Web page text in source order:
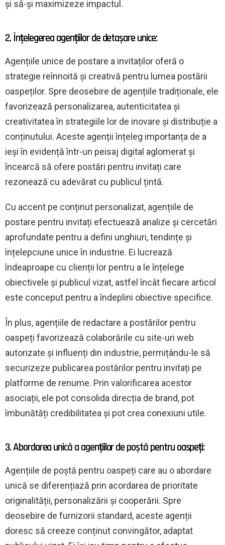
și să-și maximizeze impactul.
2. Înțelegerea agențiilor de detașare unice:
Agențiile unice de postare a invitaților oferă o
strategie reînnoită și creativă pentru lumea postării
oaspeților. Spre deosebire de agențiile tradiționale, ele
favorizează personalizarea, autenticitatea și
creativitatea în strategiile lor de inovare și distribuție a
conținutului. Aceste agenții înțeleg importanța de a
ieși în evidență într-un peisaj digital aglomerat și
încearcă să ofere postări pentru invitați care
rezonează cu adevărat cu publicul țintă.
Cu accent pe conținut personalizat, agențiile de
postare pentru invitați efectuează analize și cercetări
aprofundate pentru a defini unghiuri, tendințe și
înțelepciune unice în industrie. Ei lucrează
îndeaproape cu clienții lor pentru a le înțelege
obiectivele și publicul vizat, astfel încât fiecare articol
este conceput pentru a îndeplini obiective specifice.
În plus, agențiile de redactare a postărilor pentru
oaspeți favorizează colaborările cu site-uri web
autorizate și influenți din industrie, permițându-le să
securizeze publicarea postărilor pentru invitați pe
platforme de renume. Prin valorificarea acestor
asociații, ele pot consolida direcția de brand, pot
îmbunătăți credibilitatea și pot crea conexiuni utile.
3. Abordarea unică a agențiilor de poștă pentru oaspeți:
Agențiile de poștă pentru oaspeți care au o abordare
unică se diferențiază prin acordarea de prioritate
originalității, personalizării și cooperării. Spre
deosebire de furnizorii standard, aceste agenții
doresc să creeze conținut convingător, adaptat